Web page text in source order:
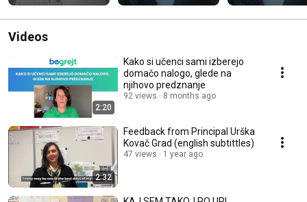
Videos
2:20
Kako si učenci sami izberejo
domačo nalogo, glede na
njihovo predznanje
92 views 8 months ago
2:32
Feedback from Principal Urška
Kovač Grad (english subtittles)
47 views 1 year ago